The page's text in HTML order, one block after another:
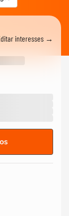
interesses →